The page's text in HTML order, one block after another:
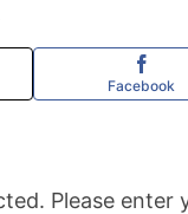
Facebook
Please enter